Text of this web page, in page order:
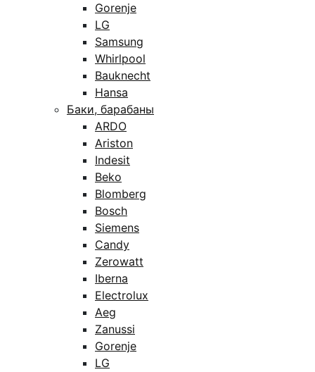
Gorenje
LG
Samsung
Whirlpool
Bauknecht
Hansa
Баки, барабаны
ARDO
Ariston
Indesit
Beko
Blomberg
Bosch
Siemens
Candy
Zerowatt
Iberna
Electrolux
Aeg
Zanussi
Gorenje
LG